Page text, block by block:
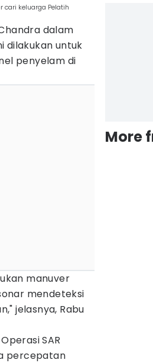
cari keluarga Pelatih
dalam
dilakukan untuk
penyelam di
manuver
mendeteksi
jelasnya, Rabu
SAR
percepatan
More